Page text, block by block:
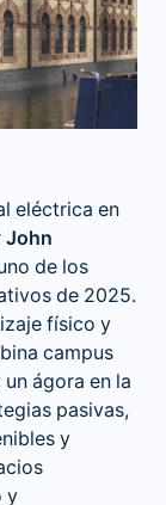
eléctrica en
John
de los
de 2025.
físico y
campus
ágora en la
pasivas,
y
y